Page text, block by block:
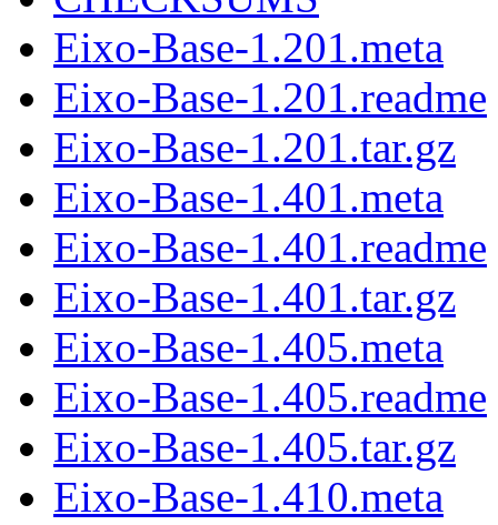
Eixo-Base-1.201.meta
Eixo-Base-1.201.readme
Eixo-Base-1.201.tar.gz
Eixo-Base-1.401.meta
Eixo-Base-1.401.readme
Eixo-Base-1.401.tar.gz
Eixo-Base-1.405.meta
Eixo-Base-1.405.readme
Eixo-Base-1.405.tar.gz
Eixo-Base-1.410.meta